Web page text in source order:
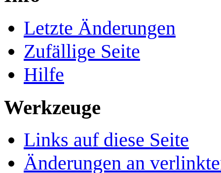
Letzte Änderungen
Zufällige Seite
Hilfe
Werkzeuge
Links auf diese Seite
Änderungen an